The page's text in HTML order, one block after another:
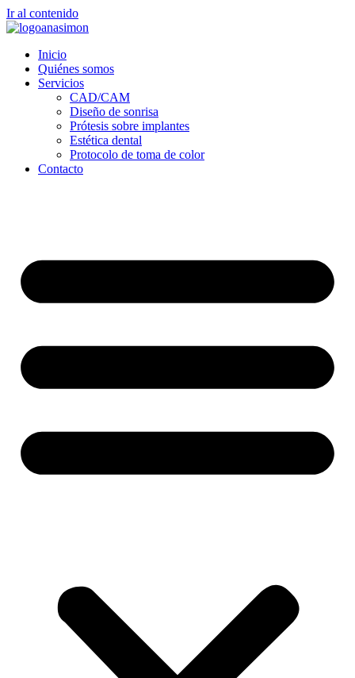
Ir al contenido
Inicio
Quiénes somos
Servicios
CAD/CAM
Diseño de sonrisa
Prótesis sobre implantes
Estética dental
Protocolo de toma de color
Contacto